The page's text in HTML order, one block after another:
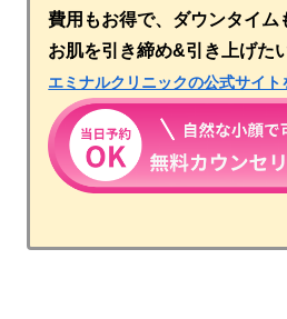
費用もお得で、ダウンタイム
お肌を引き締め&引き上げた
エミナルクリニックの公式サイ